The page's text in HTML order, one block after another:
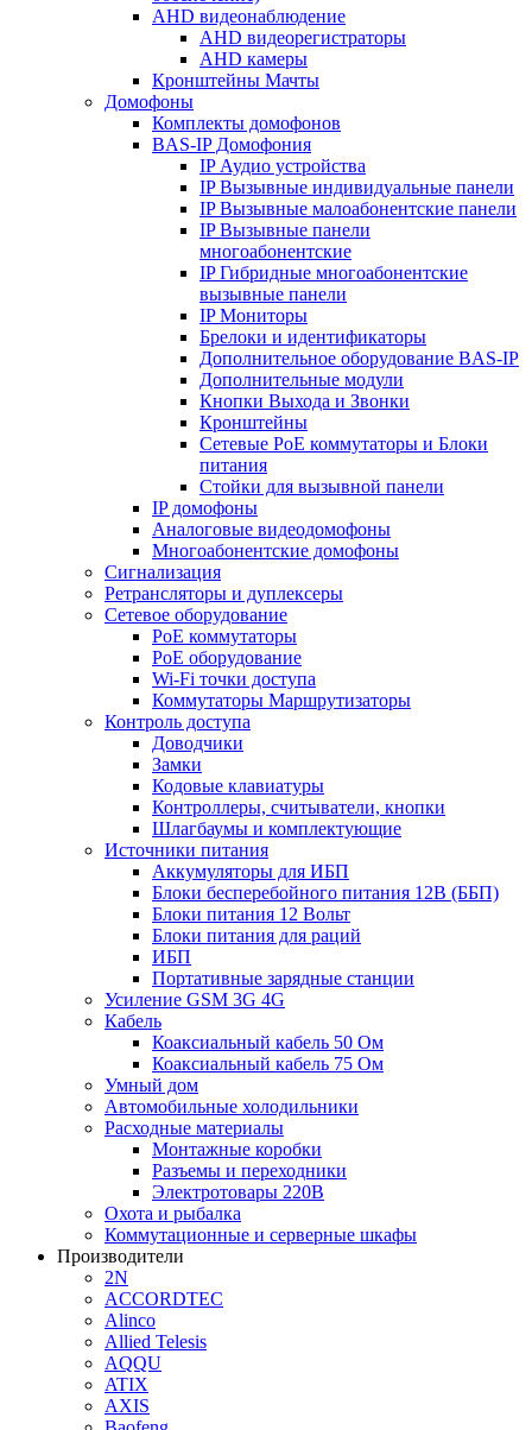
AHD видеонаблюдение
AHD видеорегистраторы
AHD камеры
Кронштейны Мачты
Домофоны
Комплекты домофонов
BAS-IP Домофония
IP Аудио устройства
IP Вызывные индивидуальные панели
IP Вызывные малоабонентские панели
IP Вызывные панели
многоабонентские
IP Гибридные многоабонентские
вызывные панели
IP Мониторы
Брелоки и идентификаторы
Дополнительное оборудование BAS-IP
Дополнительные модули
Кнопки Выхода и Звонки
Кронштейны
Сетевые PoE коммутаторы и Блоки
питания
Стойки для вызывной панели
IP домофоны
Аналоговые видеодомофоны
Многоабонентские домофоны
Сигнализация
Ретрансляторы и дуплексеры
Сетевое оборудование
PoE коммутаторы
PoE оборудование
Wi-Fi точки доступа
Коммутаторы Маршрутизаторы
Контроль доступа
Доводчики
Замки
Кодовые клавиатуры
Контроллеры, считыватели, кнопки
Шлагбаумы и комплектующие
Источники питания
Аккумуляторы для ИБП
Блоки бесперебойного питания 12В (ББП)
Блоки питания 12 Вольт
Блоки питания для раций
ИБП
Портативные зарядные станции
Усиление GSM 3G 4G
Кабель
Коаксиальный кабель 50 Ом
Коаксиальный кабель 75 Ом
Умный дом
Автомобильные холодильники
Расходные материалы
Монтажные коробки
Разъемы и переходники
Электротовары 220В
Охота и рыбалка
Коммутационные и серверные шкафы
Производители
2N
ACCORDTEC
Alinco
Allied Telesis
AQQU
ATIX
AXIS